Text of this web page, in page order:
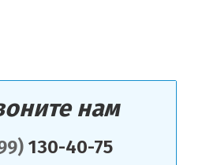
нам
130-40-75